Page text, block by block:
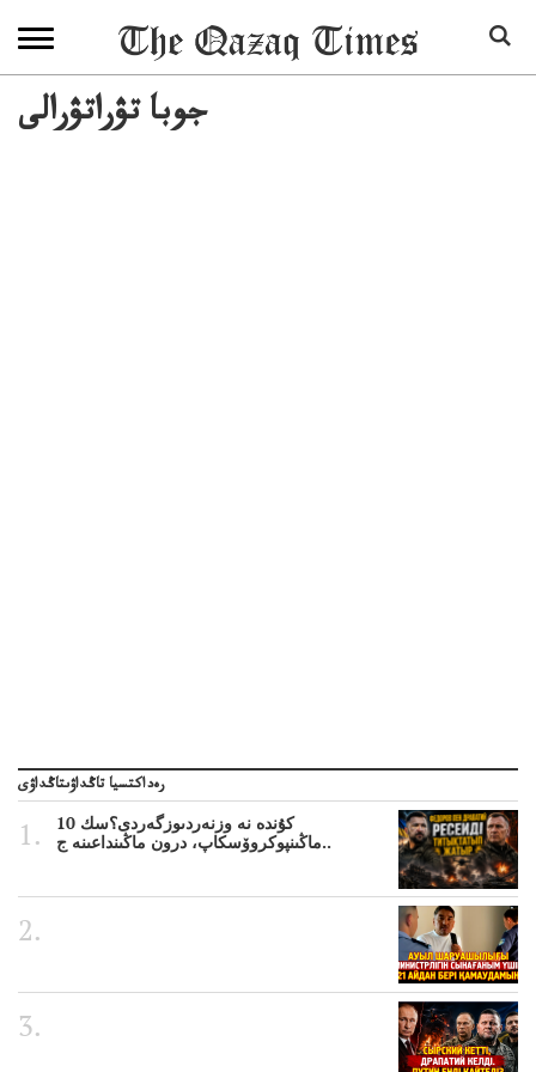
جوبا تۋراتۋرالى
رەداكتسيا تاڭداۋىتاڭداۋى
10 كۇندە نە وزنەردىوزگەردى؟سك
ماڭىنپوكروۆسكاپ، درون ماڭىنداعىنە ج..